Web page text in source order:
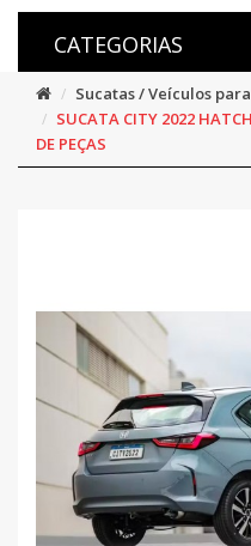
CATEGORIAS
Sucatas / Veículos
SUCATA CITY 2022
DE PEÇAS